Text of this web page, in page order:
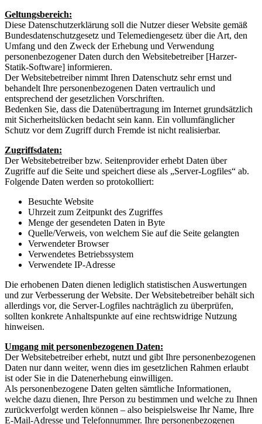
Geltungsbereich:
Diese Datenschutzerklärung soll die Nutzer dieser Website gemäß
Bundesdatenschutzgesetz und Telemediengesetz über die Art, den
Umfang und den Zweck der Erhebung und Verwendung
personenbezogener Daten durch den Websitebetreiber [Harzer-
Statik-Software] informieren.
Der Websitebetreiber nimmt Ihren Datenschutz sehr ernst und
behandelt Ihre personenbezogenen Daten vertraulich und
entsprechend der gesetzlichen Vorschriften.
Bedenken Sie, dass die Datenübertragung im Internet grundsätzlich
mit Sicherheitslücken bedacht sein kann. Ein vollumfänglicher
Schutz vor dem Zugriff durch Fremde ist nicht realisierbar.
Zugriffsdaten:
Der Websitebetreiber bzw. Seitenprovider erhebt Daten über
Zugriffe auf die Seite und speichert diese als „Server-Logfiles“ ab.
Folgende Daten werden so protokolliert:
Besuchte Website
Uhrzeit zum Zeitpunkt des Zugriffes
Menge der gesendeten Daten in Byte
Quelle/Verweis, von welchem Sie auf die Seite gelangten
Verwendeter Browser
Verwendetes Betriebssystem
Verwendete IP-Adresse
Die erhobenen Daten dienen lediglich statistischen Auswertungen
und zur Verbesserung der Website. Der Websitebetreiber behält sich
allerdings vor, die Server-Logfiles nachträglich zu überprüfen,
sollten konkrete Anhaltspunkte auf eine rechtswidrige Nutzung
hinweisen.
Umgang mit personenbezogenen Daten:
Der Websitebetreiber erhebt, nutzt und gibt Ihre personenbezogenen
Daten nur dann weiter, wenn dies im gesetzlichen Rahmen erlaubt
ist oder Sie in die Datenerhebung einwilligen.
Als personenbezogene Daten gelten sämtliche Informationen,
welche dazu dienen, Ihre Person zu bestimmen und welche zu Ihnen
zurückverfolgt werden können – also beispielsweise Ihr Name, Ihre
E-Mail-Adresse und Telefonnummer. Ihre personenbezogenen